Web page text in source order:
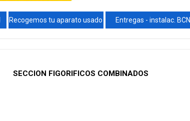
Recogemos tu aparato usado Entregas - instalac. BCN
SECCION FIGORIFICOS COMBINADOS